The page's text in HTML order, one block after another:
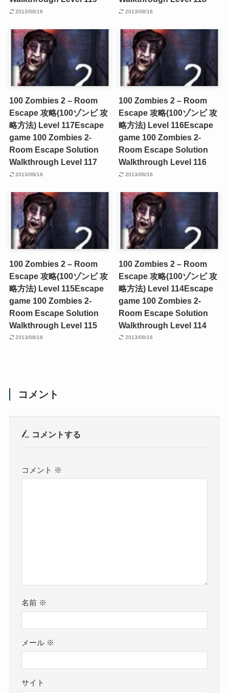
2013/08/16 2013/08/16
100 Zombies 2 – Room
Escape 攻略(100ゾンビ 攻
略方法) Level 117Escape
game 100 Zombies 2-
Room Escape Solution
Walkthrough Level 117
2013/08/16
100 Zombies 2 – Room
Escape 攻略(100ゾンビ 攻
略方法) Level 116Escape
game 100 Zombies 2-
Room Escape Solution
Walkthrough Level 116
2013/08/16
100 Zombies 2 – Room
Escape 攻略(100ゾンビ 攻
略方法) Level 115Escape
game 100 Zombies 2-
Room Escape Solution
Walkthrough Level 115
2013/08/16
100 Zombies 2 – Room
Escape 攻略(100ゾンビ 攻
略方法) Level 114Escape
game 100 Zombies 2-
Room Escape Solution
Walkthrough Level 114
2013/08/16
コメント
コメントする
コメント ※
名前 ※
メール ※
サイト